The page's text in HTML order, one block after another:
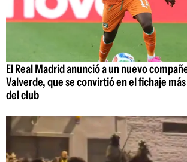
El Real Madrid anunció a un nuevo
Valverde, que se convirtió en el fichaje
del club